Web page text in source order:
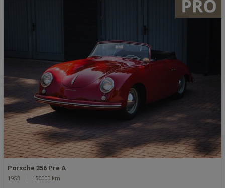
Porsche 356 Pre A
1953 150000 km